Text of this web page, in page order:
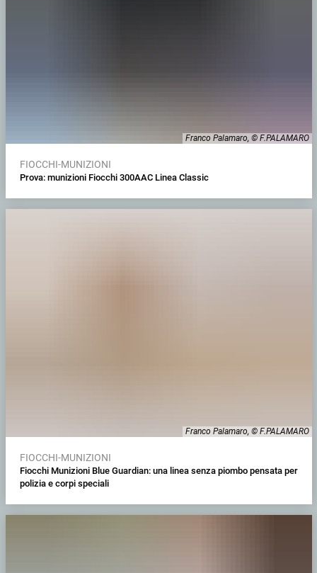
Franco Palamaro, © F.PALAMARO
FIOCCHI-MUNIZIONI
Prova: munizioni Fiocchi 300AAC Linea Classic
Franco Palamaro, © F.PALAMARO
FIOCCHI-MUNIZIONI
Fiocchi Munizioni Blue Guardian: una linea senza piombo pensata per
polizia e corpi speciali